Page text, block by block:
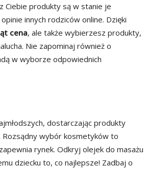
Ciebie produkty są w stanie je
innych rodziców online. Dzięki
cena, ale także wybierzesz produkty,
Nie zapominaj również o
w wyborze odpowiednich
dostarczając produkty
wybór kosmetyków to
rynek. Odkryj olejek do masażu
dziecku to, co najlepsze! Zadbaj o